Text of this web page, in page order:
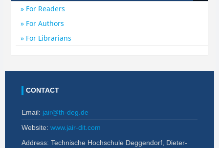
For Readers
For Authors
For Librarians
CONTACT
Email: jair@th-deg.de
Website: www.jair-dit.com
Address: Technische Hochschule Deggendorf, Dieter-